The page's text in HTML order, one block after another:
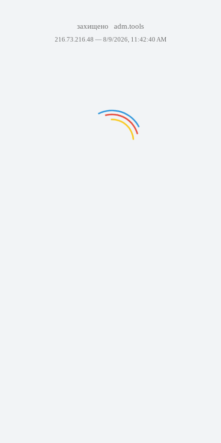
захищено adm.tools
216.73.216.48 — 8/9/2026, 11:42:40 AM